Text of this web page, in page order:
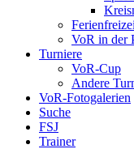
VoR in der
Turniere
VoR-Cup
Andere
VoR-Fotogalerien
Suche
FSJ
Trainer